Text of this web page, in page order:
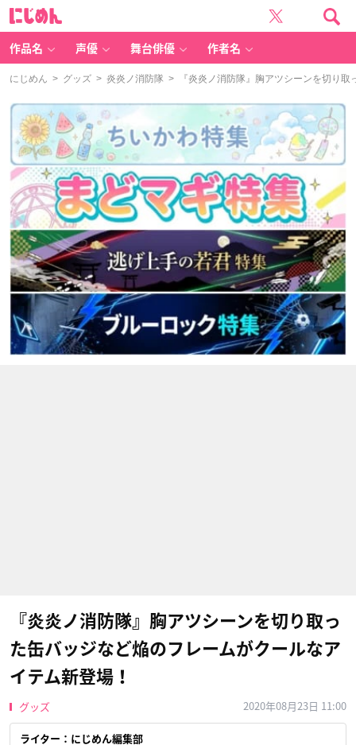
作品名 声優 舞台俳優 作者名
にじめん > グッズ > 炎炎ノ消防隊 > 『炎炎ノ消防隊』胸アツシーンを切り取
『炎炎ノ消防隊』胸アツシーンを切り取っ
た缶バッジなど焔のフレームがクールなア
イテム新登場！
グッズ 2020年08月23日 11:00
ライター：にじめん編集部